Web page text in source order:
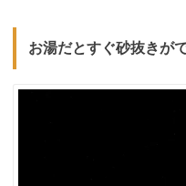
お湯だとすぐ砂抜きが